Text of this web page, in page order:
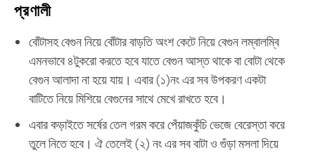
প্রণালী
বোঁটাসহবেগুননিয়েবোঁটারবাড়তিঅংশকেটেনিয়েবেগুনলম্বালম্বি
এমনভাবে ৪টুকরোকরতেহবেযাতেবেগুনআস্তথাকেবাবোটাথেকে
বেগুনআলাদানাহয়েযায়। এবার (১)নংএরসবউপকরণএকটা
বাটিতেনিয়েমিশিয়েবেগুনেরসাথেমেখেরাখতেহবে ।
এবারকড়াইতেসর্ষেরতেলগরমকরেপেঁয়াজকুঁচিভেজেবেরেস্তাকরে
তুলেনিতেহবে। ঐতেলেই (২) নংএরসববাটাও গুঁড়ামসলাদিয়ে